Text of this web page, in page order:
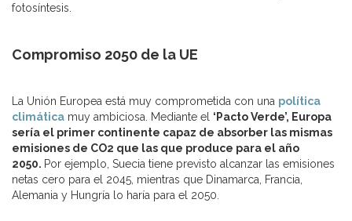
fotosíntesis.
Compromiso 2050 de la UE
La Unión Europea está muy comprometida con una política
climática muy ambiciosa. Mediante el ‘Pacto Verde’, Europa
sería el primer continente capaz de absorber las mismas
emisiones de CO2 que las que produce para el año
2050. Por ejemplo, Suecia tiene previsto alcanzar las emisiones
netas cero para el 2045, mientras que Dinamarca, Francia,
Alemania y Hungría lo haría para el 2050.